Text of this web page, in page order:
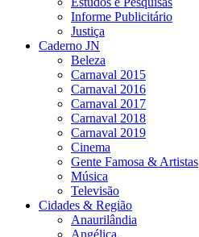
Informe Publicitário
Justiça
Caderno JN
Beleza
Carnaval 2015
Carnaval 2016
Carnaval 2017
Carnaval 2018
Carnaval 2019
Cinema
Gente Famosa & Artistas
Música
Televisão
Cidades & Região
Anaurilândia